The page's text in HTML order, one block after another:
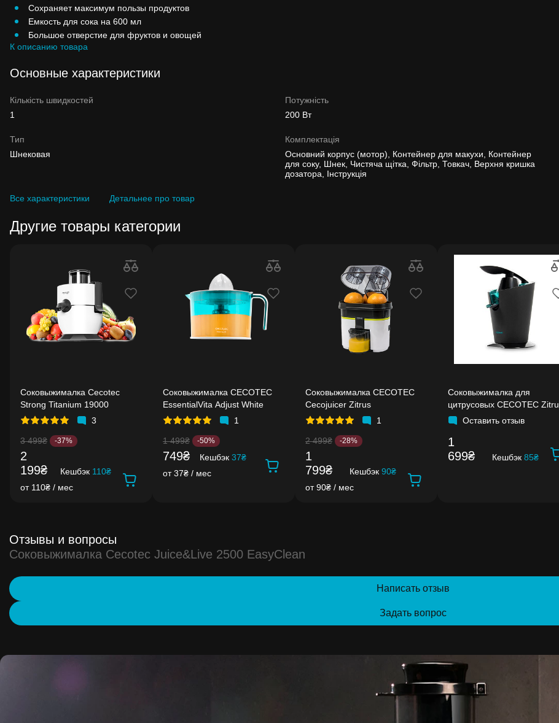
Сохраняет максимум пользы продуктов
Емкость для сока на 600 мл
Большое отверстие для фруктов и овощей
К описанию товара
Основные характеристики
Кількість швидкостей
1
Потужність
200 Вт
Тип
Шнековая
Комплектація
Основний корпус (мотор), Контейнер для макухи, Контейнер
для соку, Шнек, Чистяча щітка, Фільтр, Товкач, Верхня кришка
дозатора, Інструкція
Все характеристики Детальнее про товар
Другие товары категории
Соковыжималка Cecotec
Strong Titanium 19000
3
3 499₴ -37%
2
199₴
Кешбэк 110₴
от 110₴ / мес
Соковыжималка CECOTEC
EssentialVita Adjust White
1
1 499₴ -50%
749₴ Кешбэк 37₴
от 37₴ / мес
Соковыжималка CECOTEC
Cecojuicer Zitrus
1
2 499₴ -28%
1
799₴
Кешбэк 90₴
от 90₴ / мес
Соковыжималка для
цитрусовых CECOTEC Zitrus
160 Vita Black
Оставить отзыв
1
699₴
Кешбэк 85₴
Отзывы и вопросы
Соковыжималка Cecotec Juice&Live 2500 EasyClean
Написать отзыв
Задать вопрос